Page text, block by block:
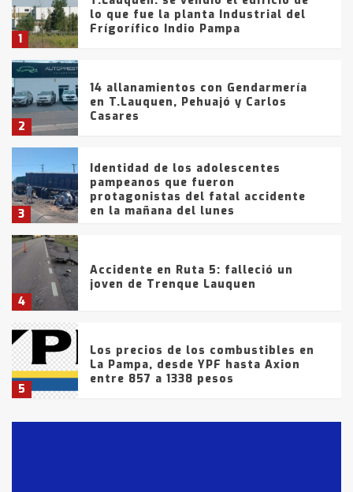
1
lo que fue la planta Industrial del
Frígorífico Indio Pampa
2
14 allanamientos con Gendarmería
en T.Lauquen, Pehuajó y Carlos
Casares
3
Identidad de los adolescentes
pampeanos que fueron
protagonistas del fatal accidente
en la mañana del lunes
4
Accidente en Ruta 5: falleció un
joven de Trenque Lauquen
5
Los precios de los combustibles en
La Pampa, desde YPF hasta Axion
entre 857 a 1338 pesos